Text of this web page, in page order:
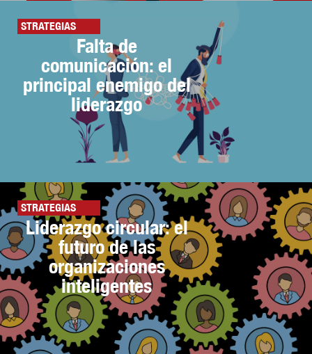
STRATEGIAS
Falta de
comunicación: el
principal enemigo del
liderazgo
STRATEGIAS
Liderazgo circular: el
futuro de las
organizaciones
inteligentes